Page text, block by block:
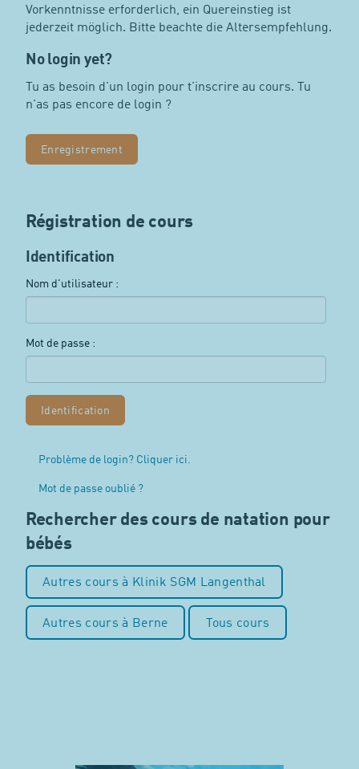
Vorkenntnisse erforderlich, ein Quereinstieg ist
jederzeit möglich. Bitte beachte die Altersempfehlung.
No login yet?
Tu as besoin d'un login pour t'inscrire au cours. Tu
n'as pas encore de login ?
Enregistrement
Régistration de cours
Identification
Nom d'utilisateur :
Mot de passe :
Problème de login? Cliquer ici.
Mot de passe oublié ?
Rechercher des cours de natation pour
bébés
Autres cours à Klinik SGM Langenthal
Autres cours à Berne Tous cours